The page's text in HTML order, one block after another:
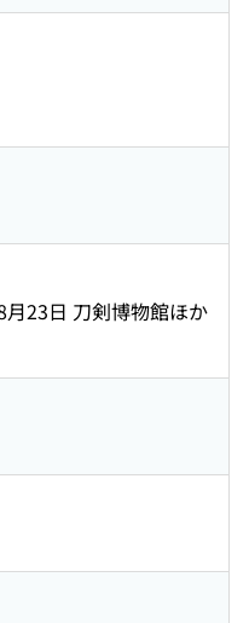
23日 刀剣博物館ほか